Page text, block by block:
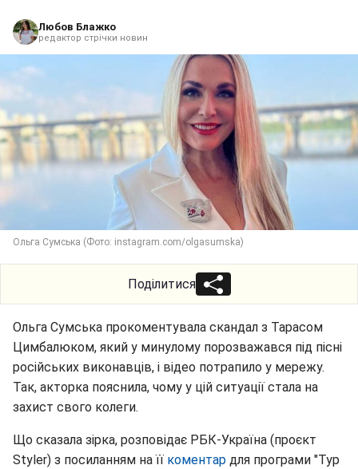
Любов Блажко
редактор стрічки новин
Ольга Сумська (Фото: instagram.com/olgasumska)
Поділитися
Ольга Сумська прокоментувала скандал з Тарасом
Цимбалюком, який у минулому порозважався під пісні
російських виконавців, і відео потрапило у мережу.
Так, акторка пояснила, чому у цій ситуації стала на
захист свого колеги.
Що сказала зірка, розповідає РБК-Україна (проєкт
Styler) з посиланням на її коментар для програми "Тур